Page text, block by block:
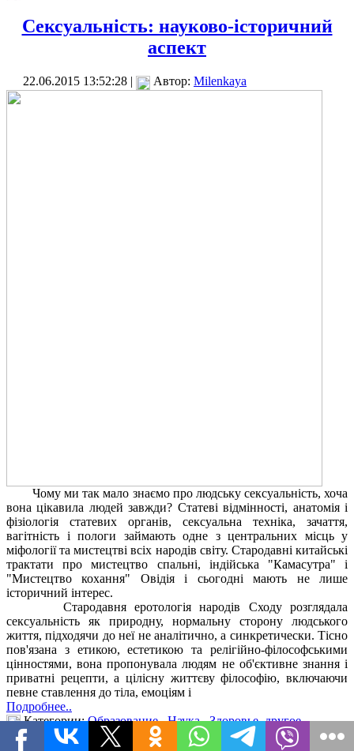
Сексуальність: науково-історичний
аспект
22.06.2015 13:52:28 | Автор: Milenkaya
Чому ми так мало знаємо про людську сексуальність, хоча
вона цікавила людей завжди? Статеві відмінності, анатомія і
фізіологія статевих органів, сексуальна техніка, зачаття,
вагітність і пологи займають одне з центральних місць у
міфології та мистецтві всіх народів світу. Стародавні китайські
трактати про мистецтво спальні, індійська "Камасутра" і
"Мистецтво кохання" Овідія і сьогодні мають не лише
історичний інтерес.
Стародавня еротологія народів Сходу розглядала
сексуальність як природну, нормальну сторону людського
життя, підходячи до неї не аналітично, а синкретически. Тісно
пов'язана з етикою, естетикою та релігійно-філософськими
цінностями, вона пропонувала людям не об'єктивне знання і
приватні рецепти, а цілісну життєву філософію, включаючи
певне ставлення до тіла, емоціям і
Подробнее..
Категории:Образование,Наука,Здоровье, другое